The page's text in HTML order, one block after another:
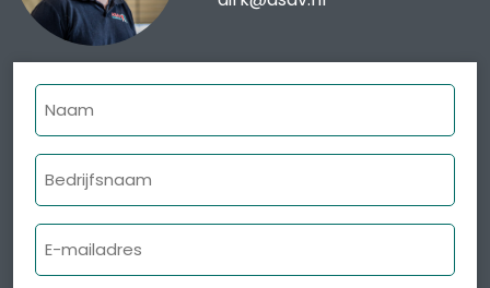
Naam
Bedrijfsnaam
E-
mailadres